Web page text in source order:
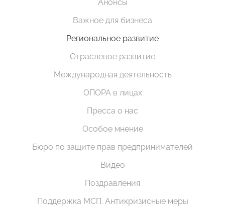
Анонсы
Важное для бизнеса
Региональное развитие
Отраслевое развитие
Международная деятельность
ОПОРА в лицах
Пресса о нас
Особое мнение
Бюро по защите прав предпринимателей
Видео
Поздравления
Поддержка МСП. Антикризисные меры